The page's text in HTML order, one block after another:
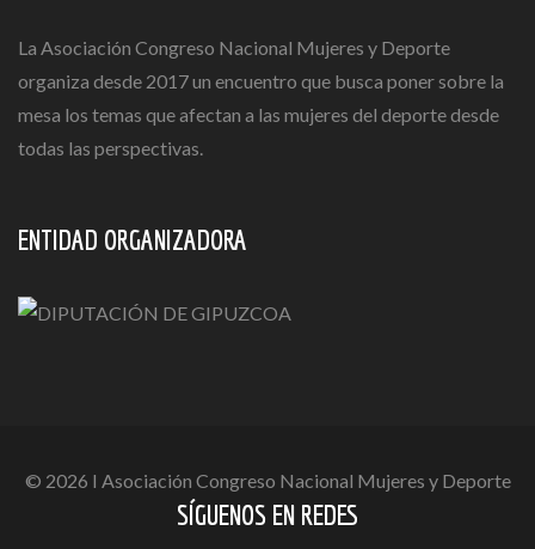
La Asociación Congreso Nacional Mujeres y Deporte
organiza desde 2017 un encuentro que busca poner sobre la
mesa los temas que afectan a las mujeres del deporte desde
todas las perspectivas.
ENTIDAD ORGANIZADORA
© 2026 I Asociación Congreso Nacional Mujeres y Deporte
SÍGUENOS EN REDES